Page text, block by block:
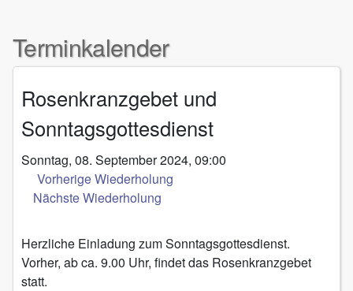
Terminkalender
Rosenkranzgebet und
Sonntagsgottesdienst
Sonntag, 08. September 2024, 09:00
Vorherige Wiederholung
Nächste Wiederholung
Herzliche Einladung zum Sonntagsgottesdienst.
Vorher, ab ca. 9.00 Uhr, findet das Rosenkranzgebet
statt.